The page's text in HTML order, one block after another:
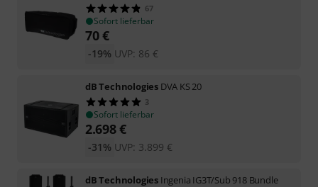
67
Sofort lieferbar
70€
UVP: 86 €
-19%
dB Technologies DVA KS 20
3
Sofort lieferbar
2.698€
UVP: 3.899 €
-31%
dB Technologies Ingenia IG3T/Sub 918 Bundle